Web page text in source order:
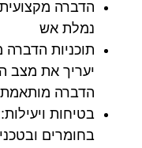
הדברה
נמלת אש
תוכניות
יעריך את מצב
הדברה מותאמת
בטיחות
בחומרים